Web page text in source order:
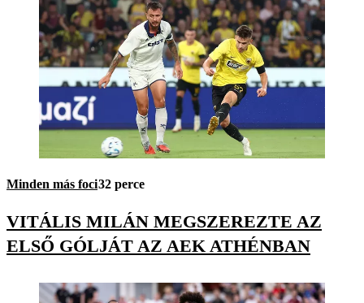
Minden más foci32 perce
VITÁLIS MILÁN MEGSZEREZTE AZ
ELSŐ GÓLJÁT AZ AEK ATHÉNBAN